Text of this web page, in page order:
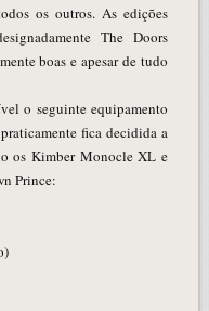
os outros. As edições
The Doors
boas e apesar de tudo
o seguinte equipamento
fica decidida a
os Kimber Monocle XL e
Prince: